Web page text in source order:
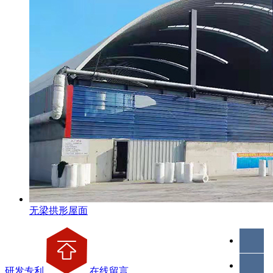
无梁拱形屋面
研发专利 在线留言